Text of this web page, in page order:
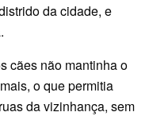
da cidade, e
cães não mantinha o
o que permitia
da vizinhança, sem